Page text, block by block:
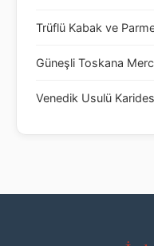
Trüflü Kabak ve
Güneşli Toskana
Venedik Usulü